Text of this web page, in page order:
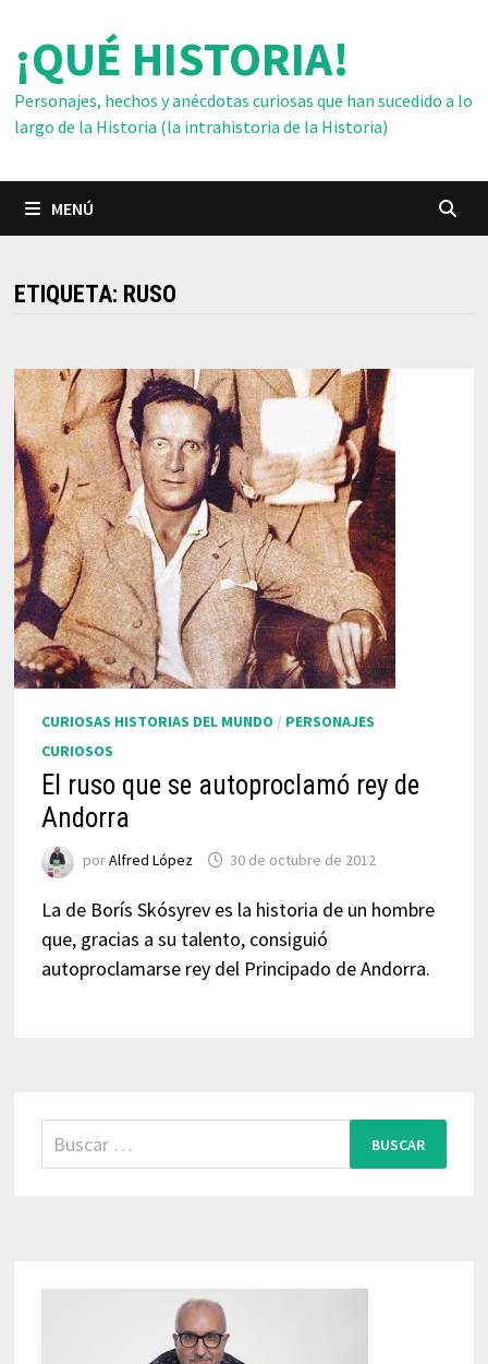
contenido
¡QUÉ HISTORIA!
Personajes, hechos y anécdotas curiosas que han sucedido a lo
largo de la Historia (la intrahistoria de la Historia)
MENÚ
ETIQUETA: RUSO
CURIOSAS HISTORIAS DEL MUNDO / PERSONAJES
CURIOSOS
El ruso que se autoproclamó rey de
Andorra
porAlfred López 30 de octubre de 2012
La de Borís Skósyrev es la historia de un hombre
que, gracias a su talento, consiguió
autoproclamarse rey del Principado de Andorra.
Buscar: